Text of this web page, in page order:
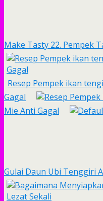
Make Tasty 22. Pempek
Resep Pempek ikan
Gagal
Mie Anti Gagal
Gulai Daun Ubi Tenggiri